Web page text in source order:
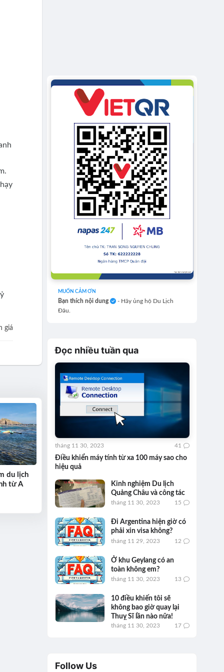
giá
du lịch
từ A
MUỐN CẢM ƠN
Bạn thích nội dung
- Hãy ủng hộ Du Lịch
Đâu.
Đọc nhiều tuần qua
Điều khiển máy tính từ xa 100 máy sao cho
hiệu quả
tháng 11 30, 2023 41
Kinh nghiệm Du lịch
Quảng Châu và công tác
tháng 11 30, 2023 15
Đi Argentina hiện giờ có
phải xin visa không?
tháng 11 29, 2023 12
Ở khu Geylang có an
toàn không em?
tháng 11 30, 2023 13
10 điều khiến tôi sẽ
không bao giờ quay lại
Thuỵ Sĩ lần nào nữa!
tháng 11 30, 2023 17
Follow Us